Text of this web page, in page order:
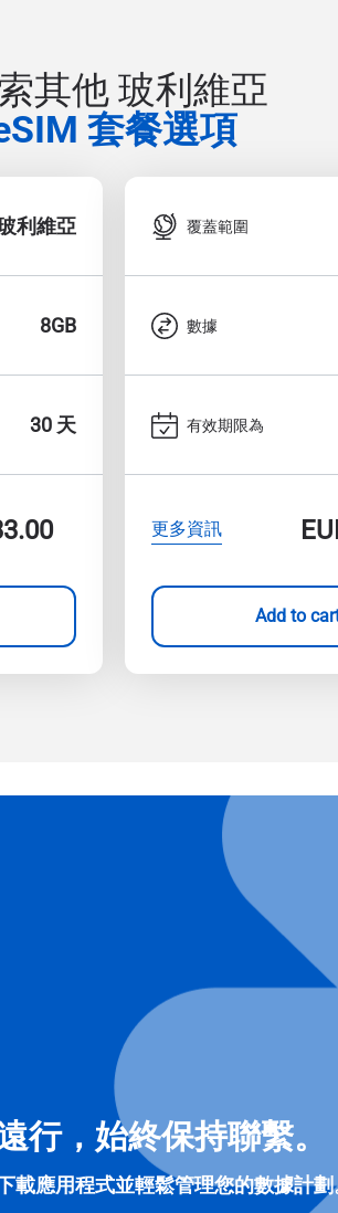
其他 玻利維亞
套餐選項
利維亞
8GB
30 天
覆蓋範圍
數據
有效期限為
更多資訊
Add to
行，始終保持聯繫。
載應用程式並輕鬆管理您的數據計劃
登入或註冊